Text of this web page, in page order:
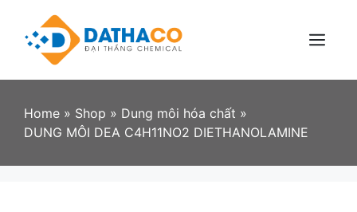
content
Menu
Home » Shop » Dung môi hóa chất »
DUNG MÔI DEA C4H11NO2 DIETHANOLAMINE